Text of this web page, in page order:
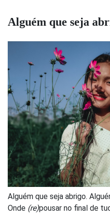
Alguém que seja
Alguém que seja abrigo.
Onde (re)pousar no final de